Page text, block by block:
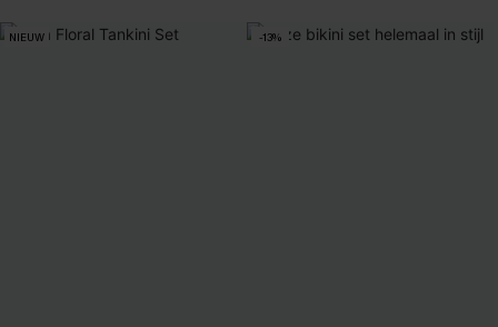
NIEUW -13%